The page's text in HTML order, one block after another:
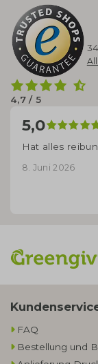
4,7 / 5
5,0
Hat alles
8. Juni 2026
FAQ
Bestellung und